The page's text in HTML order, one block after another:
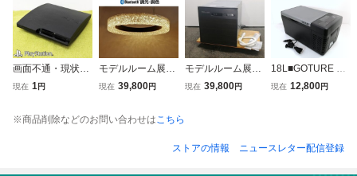
画面不通・現状品
○SONY PS3 CEC
ック HDD160GB
現在 1円
モデルルーム展示
品■ODELIC シャ
デリック LED CO
NG 簡易取付 Bluet
現在 39,800円
モデルルーム展示
品■Rinnai ビルト
ウン木目 洗浄 乾
現在 39,800円
18L■GOTURE 車
載冷凍冷蔵庫 GT-
WAY電源 省エネ B
現在 12,800円
※商品削除などのお問い合わせはこちら
ストアの情報 ニュースレター配信登録